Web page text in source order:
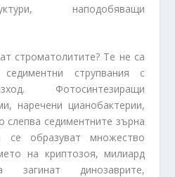
наподобяващи
строматолитите? Те не са
струпвания с
Фотосинтезиращи
наречени цианобактерии,
слепва седиментните зърна
образуват множество
на криптозоя, милиард
динозаврите,